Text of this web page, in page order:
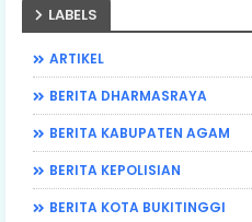
LABELS
ARTIKEL
BERITA DHARMASRAYA
BERITA KABUPATEN AGAM
BERITA KEPOLISIAN
BERITA KOTA BUKITINGGI